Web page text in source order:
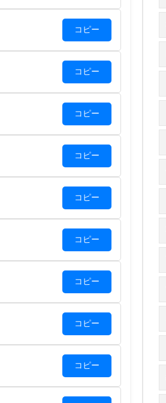
コピー
コピー
コピー
コピー
コピー
コピー
コピー
コピー
コピー